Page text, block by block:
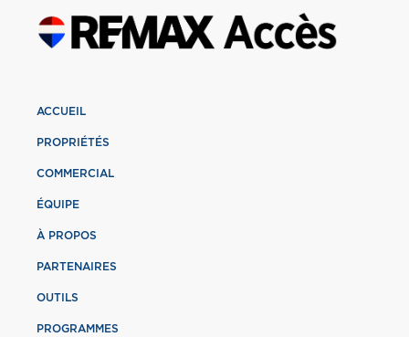
ACCUEIL
PROPRIÉTÉS
COMMERCIAL
ÉQUIPE
À PROPOS
PARTENAIRES
OUTILS
PROGRAMMES